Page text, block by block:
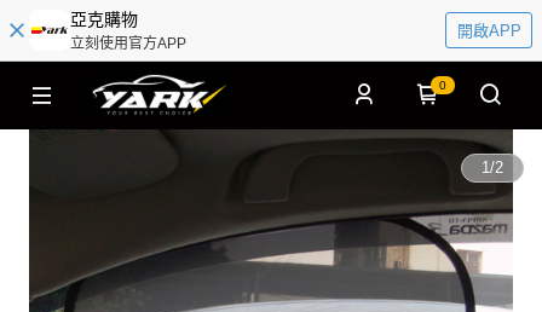
亞克購物
立刻使用官方APP
開啟APP
0
1/2